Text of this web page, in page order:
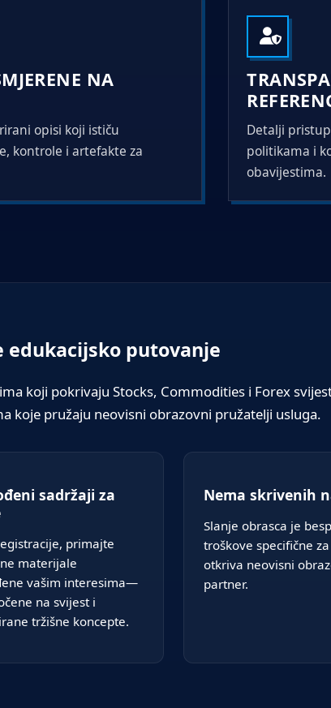
NA
opisi koji ističu
kontrole i artefakte za
Detalji
politikama i
obavijestima.
edukacijsko putovanje
koji pokrivaju Stocks, Commodities i Forex
koje pružaju neovisni obrazovni pružatelji usluga.
sadržaji za
primajte
materijale
vašim interesima—
na svijest i
tržišne koncepte.
Nema skrivenih
Slanje obrasca je
troškove specifične
otkriva neovisni
partner.